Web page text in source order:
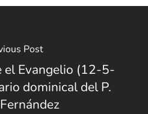
Post
el Evangelio (12-5-
dominical del P.